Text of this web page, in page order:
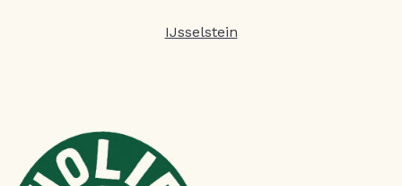
IJsselstein